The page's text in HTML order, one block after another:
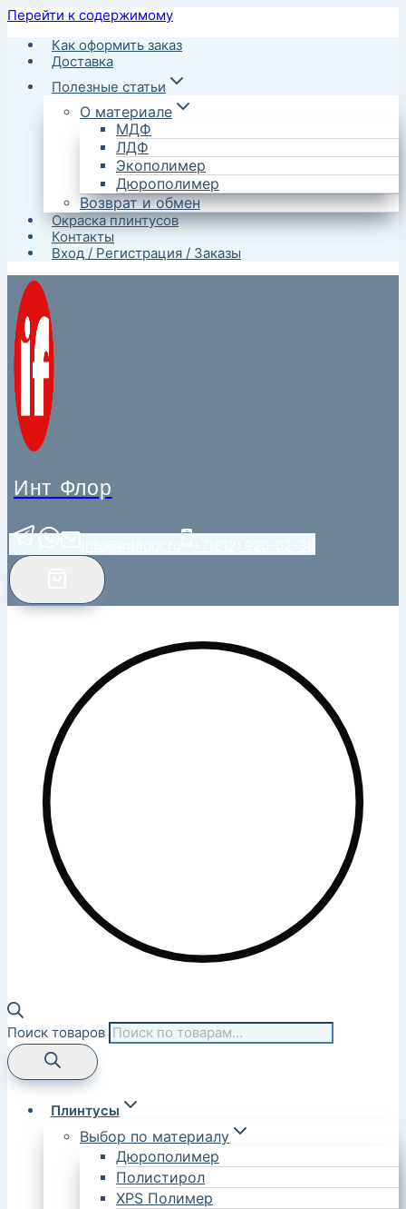
Перейти к содержимому
Как оформить заказ
Доставка
Полезные статьи
О материале
МДФ
ЛДФ
Экополимер
Дюрополимер
Возврат и обмен
Окраска плинтусов
Контакты
Вход / Регистрация / Заказы
Инт Флор
Поиск товаров
Плинтусы
Выбор по материалу
Дюрополимер
Полистирол
XPS Полимер